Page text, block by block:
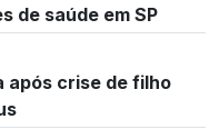
de saúde em SP
após crise de filho